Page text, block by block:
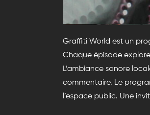
Graffiti World est un
Chaque épisode
L’ambiance sonore
commentaire. Le
l’espace public. Une